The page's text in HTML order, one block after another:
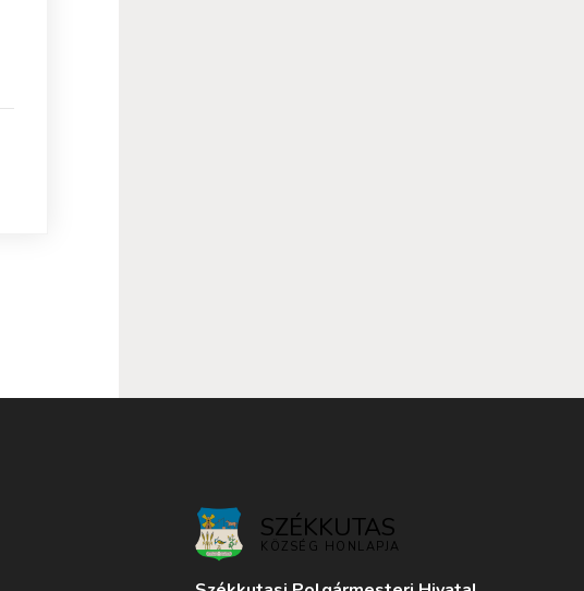
SZÉKKUTAS
KÖZSÉG HONLAPJA